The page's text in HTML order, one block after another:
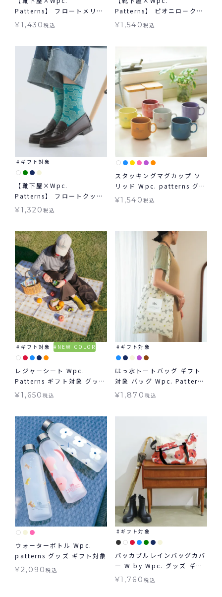
Patterns】 フロートメリー
フラワーロークルー ギフト
¥1,430税込
Patterns】 ピオニロークル
ー ギフト対象 グッズ Tabio
¥1,540 税込
ギフト対象
【靴下屋×Wpc.
Patterns】 フロートクッカ
ロークルー ギフト対象 グッ
¥1,320税込
スタッキングマグカップ ソ
リッド Wpc. patterns グッ
ズ ギフト対象
¥1,540 税込
ギフト対象 NEW COLOR
レジャーシート Wpc.
Patterns ギフト対象 グッズ
≪メール便対象≫
¥1,650税込
ギフト対象
はっ水トートバッグ ギフト
対象 バッグ Wpc. Patterns
≪メール便対象≫
¥1,870 税込
ウォーターボトル Wpc.
patterns グッズ ギフト対象
¥2,090税込
ギフト対象
パッカブルレインバッグカバ
ー W by Wpc. グッズ ギフ
ト対象 レイングッズ≪メー
¥1,760 税込